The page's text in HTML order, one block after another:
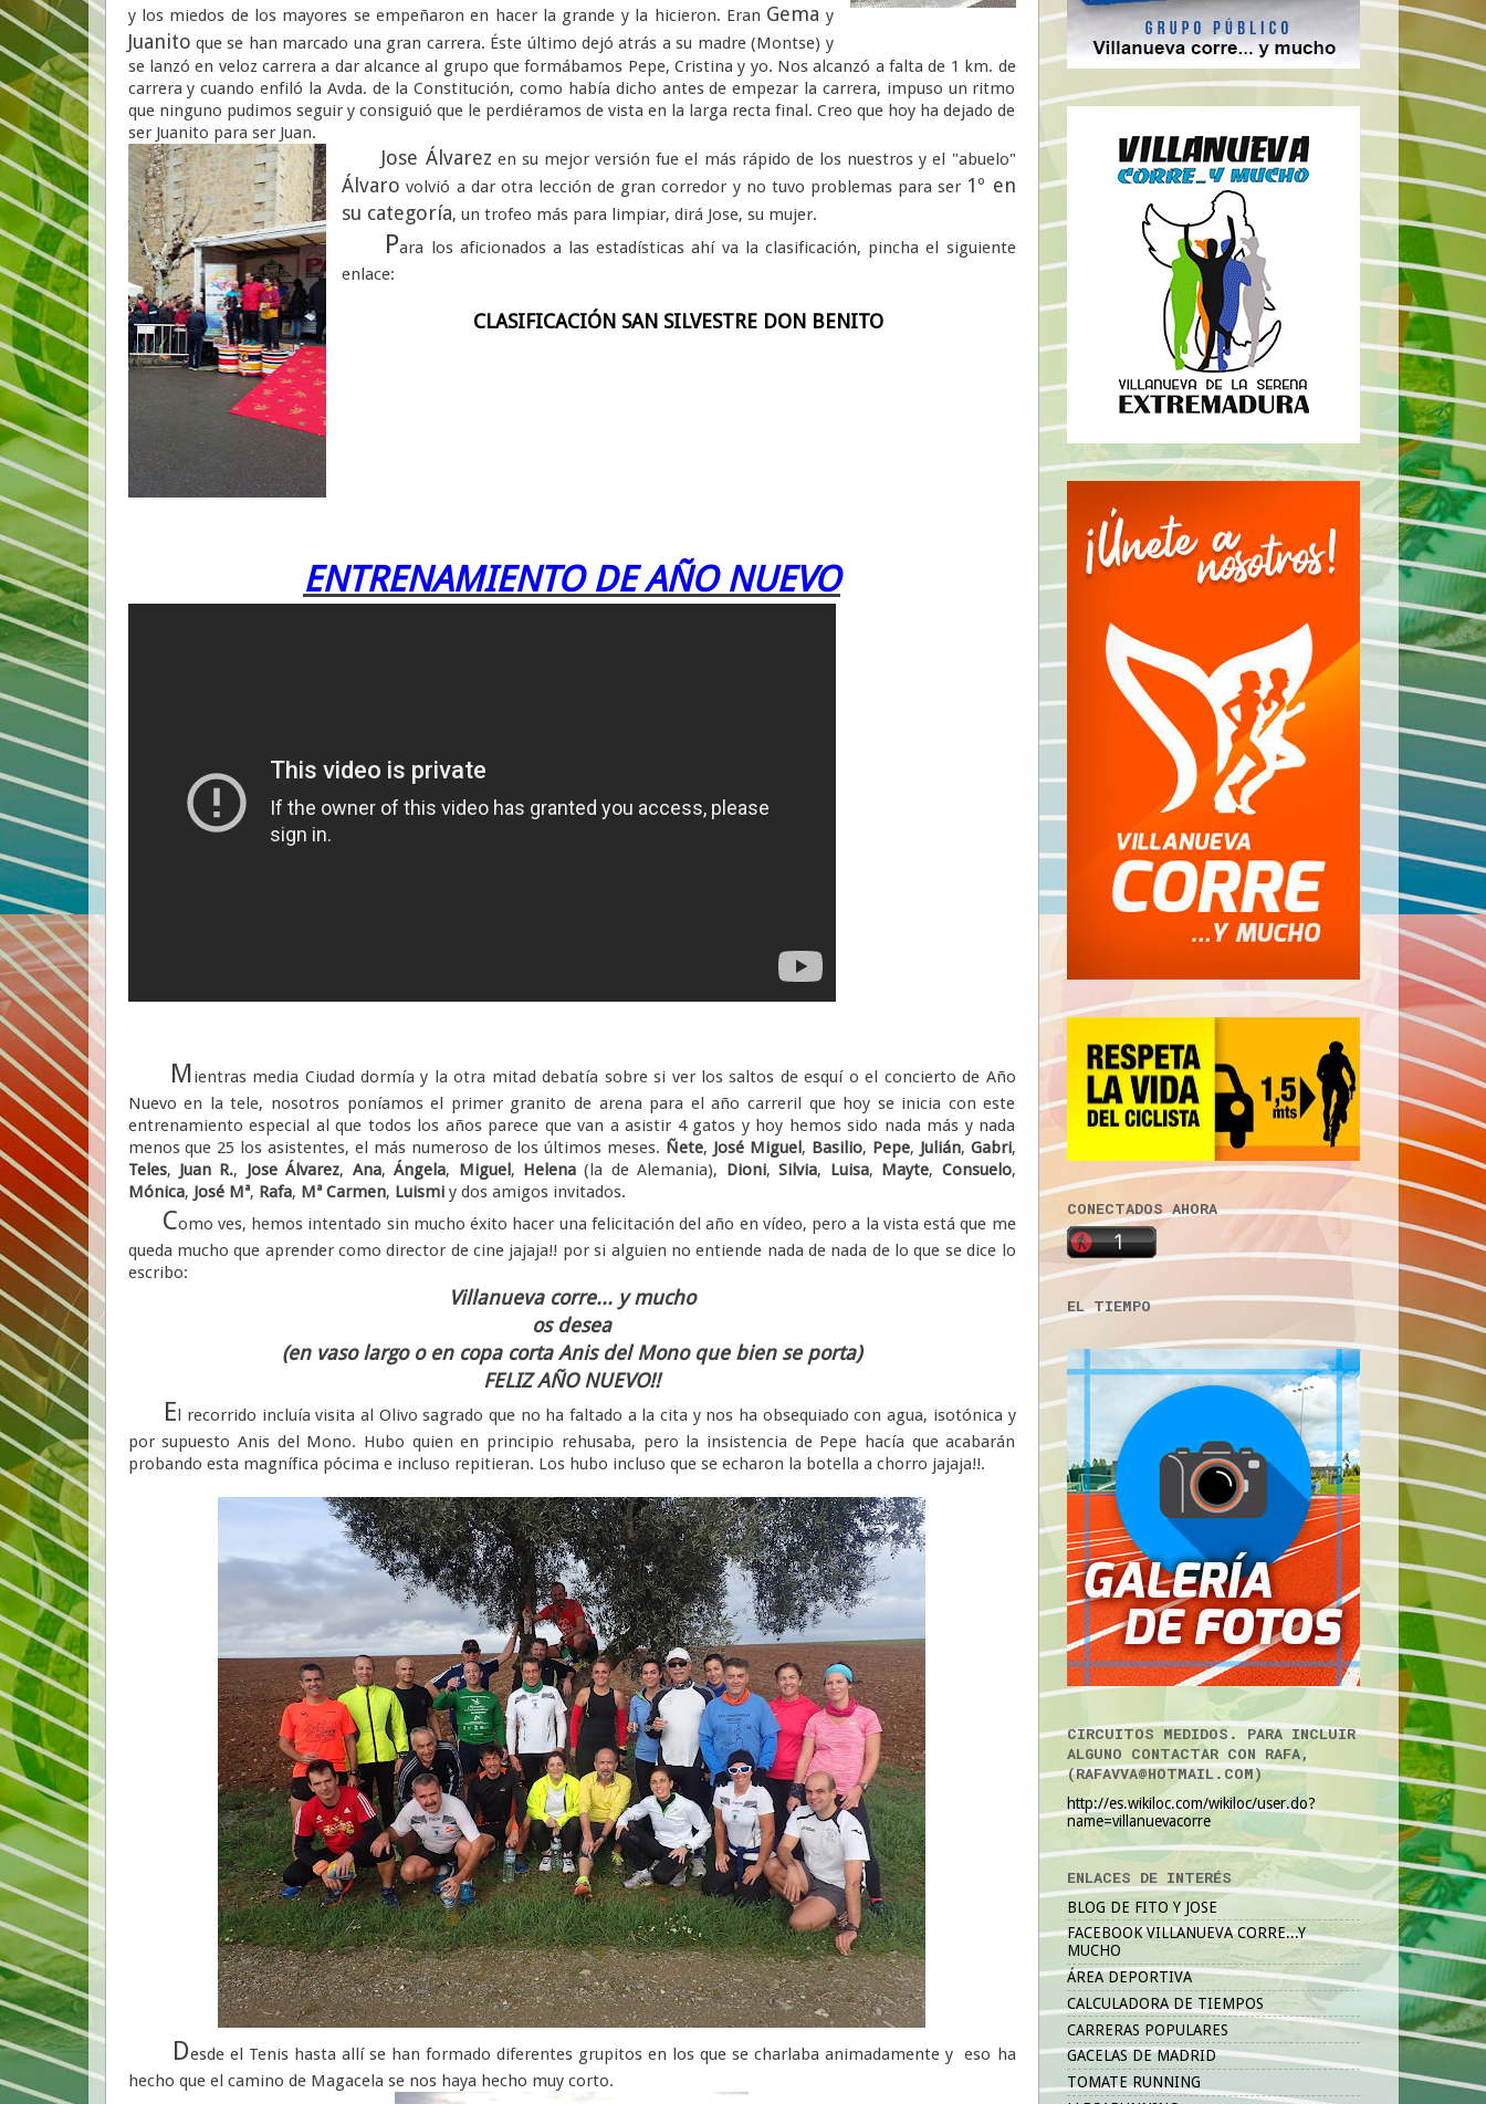
y los miedos de los mayores se empeñaron en hacer la grande y la hicieron. Eran Gema y
Juanito que se han marcado una gran carrera. Éste último dejó atrás a su madre (Montse) y
se lanzó en veloz carrera a dar alcance al grupo que formábamos Pepe, Cristina y yo. Nos alcanzó a falta de 1 km. de
carrera y cuando enfiló la Avda. de la Constitución, como había dicho antes de empezar la carrera, impuso un ritmo
que ninguno pudimos seguir y consiguió que le perdiéramos de vista en la larga recta final. Creo que hoy ha dejado de
ser Juanito para ser Juan.
Jose Álvarez en su mejor versión fue el más rápido de los nuestros y el "abuelo"
Álvaro volvió a dar otra lección de gran corredor y no tuvo problemas para ser 1º en
su categoría, un trofeo más para limpiar, dirá Jose, su mujer.
Para los aficionados a las estadísticas ahí va la clasificación, pincha el siguiente
enlace:
CLASIFICACIÓN SAN SILVESTRE DON BENITO
ENTRENAMIENTO DE AÑO NUEVO
Mientras media Ciudad dormía y la otra mitad debatía sobre si ver los saltos de esquí o el concierto de Año
Nuevo en la tele, nosotros poníamos el primer granito de arena para el año carreril que hoy se inicia con este
entrenamiento especial al que todos los años parece que van a asistir 4 gatos y hoy hemos sido nada más y nada
menos que 25 los asistentes, el más numeroso de los últimos meses. Ñete, José Miguel, Basilio, Pepe, Julián, Gabri,
Teles, Juan R., Jose Álvarez, Ana,Ángela, Miguel, Helena(la de Alemania), Dioni,Silvia, Luisa, Mayte, Consuelo,
Mónica, José Mª, Rafa, Mª Carmen, Luismiy dos amigos invitados.
Como ves, hemos intentado sin mucho éxito hacer una felicitación del año en vídeo, pero a la vista está que me
queda mucho que aprender como director de cine jajaja!! por si alguien no entiende nada de nada de lo que se dice lo
escribo:
Villanueva corre... y mucho
os desea
(en vaso largo o en copa corta Anis del Mono que bien se porta)
FELIZ AÑO NUEVO!!
El recorrido incluía visita al Olivo sagrado que no ha faltado a la cita y nos ha obsequiado con agua, isotónica y
por supuesto Anis del Mono. Hubo quien en principio rehusaba, pero la insistencia de Pepe hacía que acabarán
probando esta magnífica pócima e incluso repitieran. Los hubo incluso que se echaron la botella a chorro jajaja!!.
Desde el Tenis hasta allí se han formado diferentes grupitos en los que se charlaba animadamente y eso ha
hecho que el camino de Magacela se nos haya hecho muy corto.
CONECTADOS AHORA
EL TIEMPO
CIRCUITOS MEDIDOS. PARA INCLUIR
ALGUNO CONTACTAR CON RAFA,
(RAFAVVA@HOTMAIL.COM)
http://es.wikiloc.com/wikiloc/user.do?
name=villanuevacorre
ENLACES DE INTERÉS
BLOG DE FITO Y JOSE
FACEBOOK VILLANUEVA CORRE...Y
MUCHO
ÁREA DEPORTIVA
CALCULADORA DE TIEMPOS
CARRERAS POPULARES
GACELAS DE MADRID
TOMATE RUNNING